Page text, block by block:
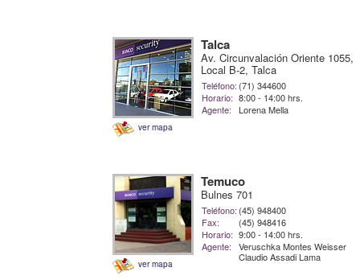
ver mapa
Talca
Av. Circunvalación Oriente 1055,
Local B-2, Talca
Teléfono: (71) 344600
Horario: 8:00 - 14:00 hrs.
Agente:
Lorena Mella
ver mapa
Temuco
Bulnes 701
Teléfono: (45) 948400
Fax:
(45) 948416
Horario: 9:00 - 14:00 hrs.
Agente:
Veruschka Montes Weisser
Claudio Assadi Lama